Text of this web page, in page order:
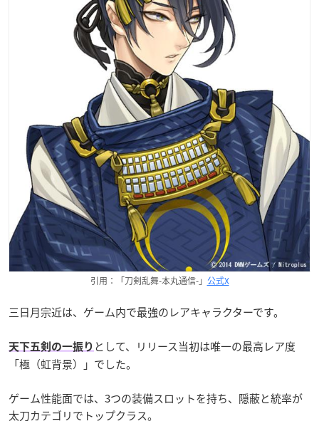
引用：「刀剣乱舞-本丸通信-」 公式X
三日月宗近は、ゲーム内で最強のレアキャラクターです。
天下五剣の一振り として、リリース当初は唯一の最高レア度
「極（虹背景）」でした。
ゲーム性能面では、3つの装備スロットを持ち、隠蔽と統率が
太刀カテゴリでトップクラス。